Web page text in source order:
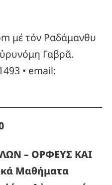
μέ τόν Ραδάμανθυ
Γαβρᾶ.
• email:
– ΟΡΦΕΥΣ ΚΑΙ
Μαθήματα